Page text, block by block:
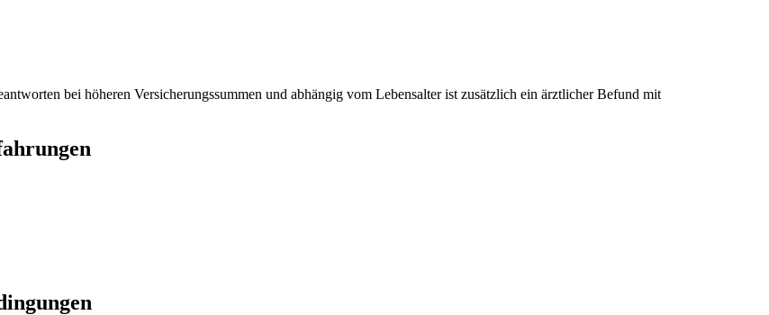
bei höheren Versicherungssummen und abhängig vom Lebensalter ist zusätzlich ein ärztlicher Befund mit